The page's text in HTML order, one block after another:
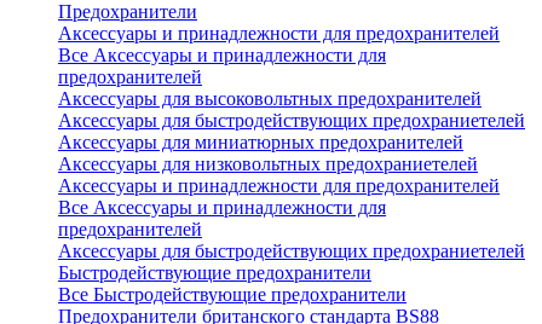
Предохранители
Аксессуары и принадлежности для предохранителей
Все Аксессуары и принадлежности для
предохранителей
Аксессуары для высоковольтных предохранителей
Аксессуары для быстродействующих предохраниетелей
Аксессуары для миниатюрных предохранителей
Аксессуары для низковольтных предохраниетелей
Аксессуары и принадлежности для предохранителей
Все Аксессуары и принадлежности для
предохранителей
Аксессуары для быстродействующих предохраниетелей
Быстродействующие предохранители
Все Быстродействующие предохранители
Предохранители британского стандарта BS88